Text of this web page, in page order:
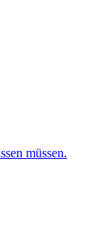
müssen.